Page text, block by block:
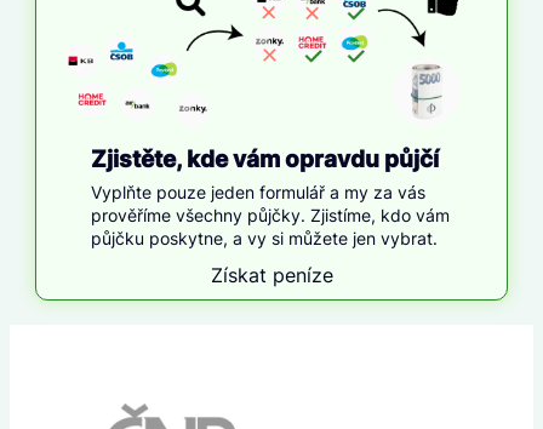
Zjistěte, kde vám opravdu půjčí
Vyplňte pouze jeden formulář a my za vás
prověříme všechny půjčky. Zjistíme, kdo vám
půjčku poskytne, a vy si můžete jen vybrat.
Získat peníze